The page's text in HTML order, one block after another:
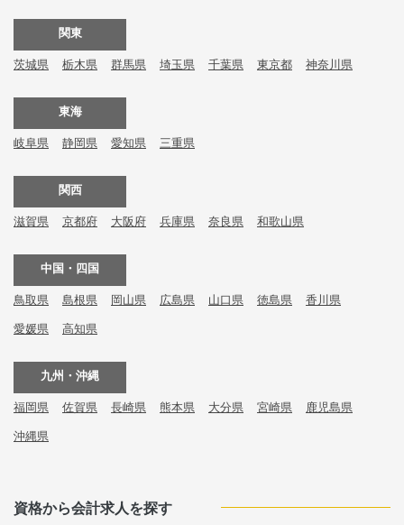
関東
茨城県 栃木県 群馬県 埼玉県 千葉県 東京都 神奈川県
東海
岐阜県 静岡県 愛知県 三重県
関西
滋賀県 京都府 大阪府 兵庫県 奈良県 和歌山県
中国・四国
鳥取県 島根県 岡山県 広島県 山口県 徳島県 香川県
愛媛県 高知県
九州・沖縄
福岡県 佐賀県 長崎県 熊本県 大分県 宮崎県 鹿児島県
沖縄県
資格から会計求人を探す